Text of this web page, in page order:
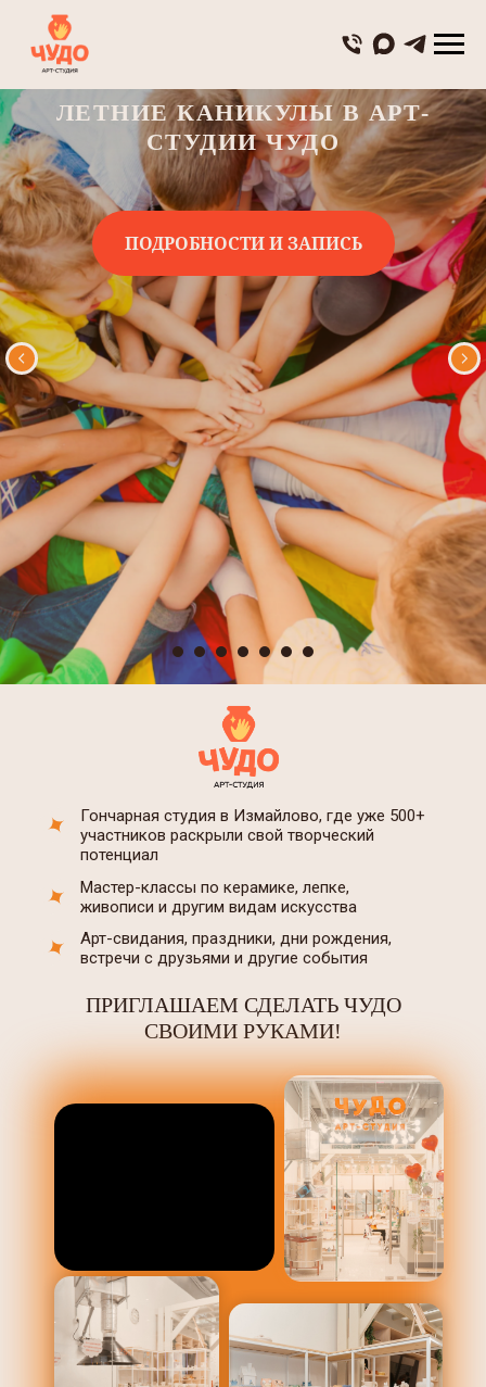
ЛЕТНИЕ КАНИКУЛЫ В АРТ-
СТУДИИ ЧУДО
ПОДРОБНОСТИ И ЗАПИСЬ
ПРИГЛАШАЕМ СДЕЛАТЬ ЧУДО
СВОИМИ РУКАМИ!
Арт-свидания, праздники, дни рождения,
встречи с друзьями и другие события
Мастер-классы по керамике, лепке,
живописи и другим видам искусства
Гончарная студия в Измайлово, где уже 500+
участников раскрыли свой творческий
потенциал